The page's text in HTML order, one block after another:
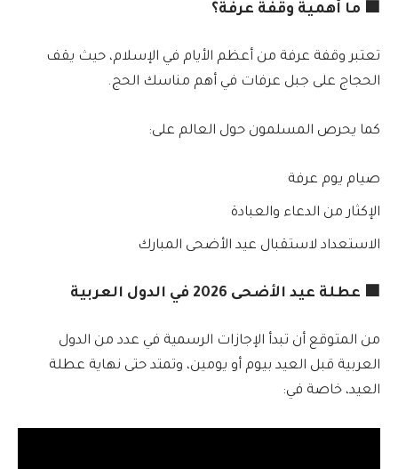
🟦 ما أهمية وقفة عرفة؟
تعتبر وقفة عرفة من أعظم الأيام في الإسلام، حيث يقف
الحجاج على جبل عرفات في أهم مناسك الحج.
كما يحرص المسلمون حول العالم على:
صيام يوم عرفة
الإكثار من الدعاء والعبادة
الاستعداد لاستقبال عيد الأضحى المبارك
🟦 عطلة عيد الأضحى 2026 في الدول العربية
من المتوقع أن تبدأ الإجازات الرسمية في عدد من الدول
العربية قبل العيد بيوم أو يومين، وتمتد حتى نهاية عطلة
العيد، خاصة في: